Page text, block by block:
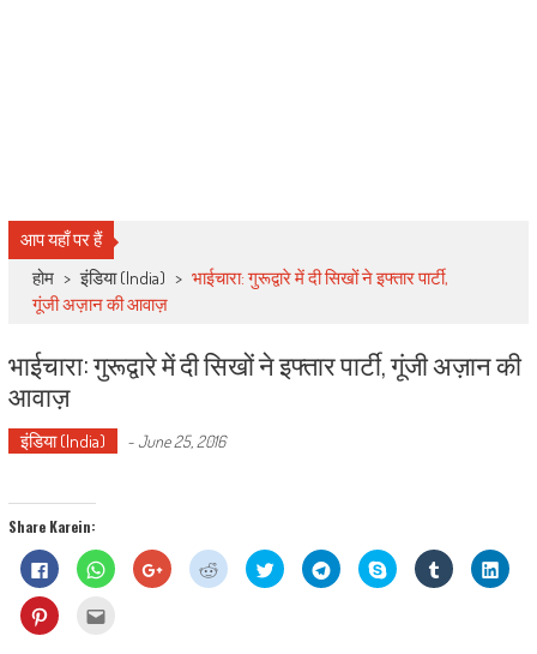
आप यहाँ पर हैं
होम > इंडिया (India) > भाईचारा: गुरूद्वारे में दी सिखों ने इफ्तार पार्टी,
गूंजी अज़ान की आवाज़
भाईचारा: गुरूद्वारे में दी सिखों ने इफ्तार पार्टी, गूंजी अज़ान की
आवाज़
इंडिया (India) -June 25, 2016
Share Karein:
Click
to
share
on
Facebook
(Opens
Click
to
share
Click
to
share
Click
to
share
Click
to
share
Click
to
share
Share
on
Skype
Click
to
share
Click
to
Click
to